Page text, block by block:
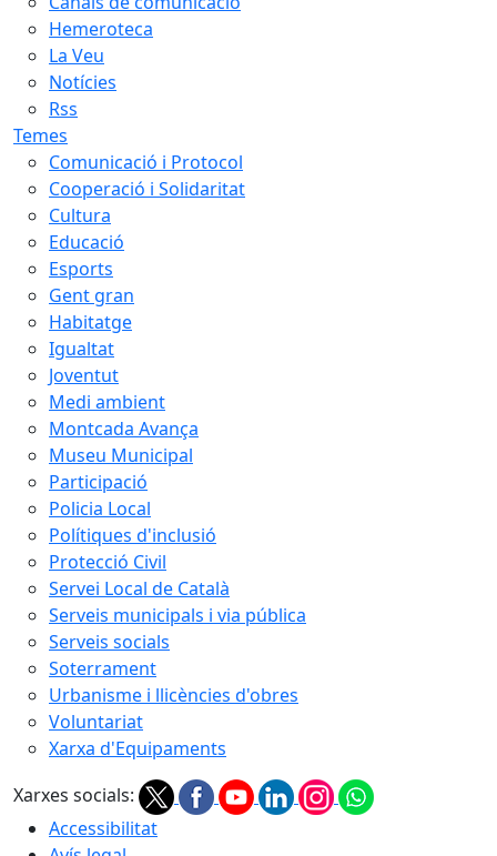
Hemeroteca
La Veu
Notícies
Rss
Temes
Comunicació i Protocol
Cooperació i Solidaritat
Cultura
Educació
Esports
Gent gran
Habitatge
Igualtat
Joventut
Medi ambient
Montcada Avança
Museu Municipal
Participació
Policia Local
Polítiques d'inclusió
Protecció Civil
Servei Local de Català
Serveis municipals i via pública
Serveis socials
Soterrament
Urbanisme i llicències d'obres
Voluntariat
Xarxa d'Equipaments
Xarxes socials:
Accessibilitat